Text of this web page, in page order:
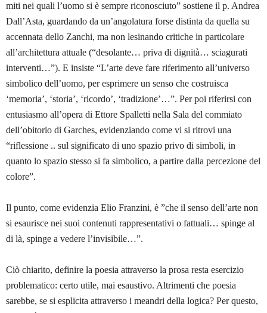
miti nei quali l’uomo si è sempre riconosciuto” sostiene il p. Andrea
Dall’Asta, guardando da un’angolatura forse distinta da quella su
accennata dello Zanchi, ma non lesinando critiche in particolare
all’architettura attuale (“desolante… priva di dignità… sciagurati
interventi…”). E insiste “L’arte deve fare riferimento all’universo
simbolico dell’uomo, per esprimere un senso che costruisca
‘memoria’, ‘storia’, ‘ricordo’, ‘tradizione’…”. Per poi riferirsi con
entusiasmo all’opera di Ettore Spalletti nella Sala del commiato
dell’obitorio di Garches, evidenziando come vi si ritrovi una
“riflessione .. sul significato di uno spazio privo di simboli, in
quanto lo spazio stesso si fa simbolico, a partire dalla percezione del
colore”.
Il punto, come evidenzia Elio Franzini, è ”che il senso dell’arte non
si esaurisce nei suoi contenuti rappresentativi o fattuali… spinge al
di là, spinge a vedere l’invisibile…”.
Ciò chiarito, definire la poesia attraverso la prosa resta esercizio
problematico: certo utile, mai esaustivo. Altrimenti che poesia
sarebbe, se si esplicita attraverso i meandri della logica? Per questo,